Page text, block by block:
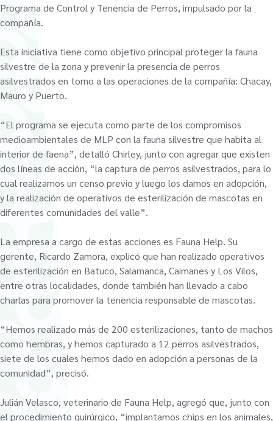
Programa de Control y Tenencia de Perros, impulsado por la
compañía.
Esta iniciativa tiene como objetivo principal proteger la fauna
silvestre de la zona y prevenir la presencia de perros
asilvestrados en torno a las operaciones de la compañía: Chacay,
Mauro y Puerto.
“El programa se ejecuta como parte de los compromisos
medioambientales de MLP con la fauna silvestre que habita al
interior de faena”, detalló Chirley, junto con agregar que existen
dos líneas de acción, “la captura de perros asilvestrados, para lo
cual realizamos un censo previo y luego los damos en adopción,
y la realización de operativos de esterilización de mascotas en
diferentes comunidades del valle”.
La empresa a cargo de estas acciones es Fauna Help. Su
gerente, Ricardo Zamora, explicó que han realizado operativos
de esterilización en Batuco, Salamanca, Caimanes y Los Vilos,
entre otras localidades, donde también han llevado a cabo
charlas para promover la tenencia responsable de mascotas.
“Hemos realizado más de 200 esterilizaciones, tanto de machos
como hembras, y hemos capturado a 12 perros asilvestrados,
siete de los cuales hemos dado en adopción a personas de la
comunidad”, precisó.
Julián Velasco, veterinario de Fauna Help, agregó que, junto con
el procedimiento quirúrgico, “implantamos chips en los animales,